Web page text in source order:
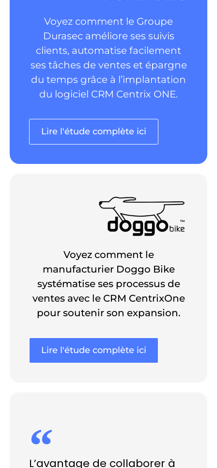
Voyez comment le Groupe
Durasec améliore ses suivis
clients, automatise facilement
ses tâches de ventes et épargne
du temps grâce à l’implantation
du logiciel CRM Centrix ONE.
Lire l'étude complète ici
Voyez comment le
manufacturier Doggo Bike
systématise ses processus de
ventes avec le CRM CentrixOne
pour soutenir son expansion.
Lire l'étude complète ici
L’avantage de collaborer à